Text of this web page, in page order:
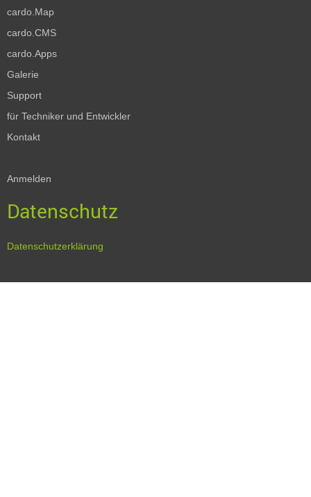
cardo.Map
cardo.CMS
cardo.Apps
Galerie
Support
für Techniker und Entwickler
Kontakt
Anmelden
Datenschutz
Datenschutzerklärung